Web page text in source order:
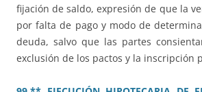
fijación de saldo, expresión de que la
por falta de pago y modo de
deuda, salvo que las partes
exclusión de los pactos y la inscripción